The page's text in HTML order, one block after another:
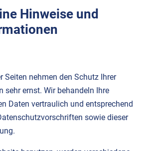
Hinweise und
Seiten nehmen den Schutz Ihrer
sehr ernst. Wir behandeln Ihre
Daten vertraulich und entsprechend
sowie dieser